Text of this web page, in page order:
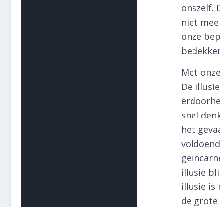
onszelf.
niet
onze
Met
De
snel
het
illusie
illusie is
de